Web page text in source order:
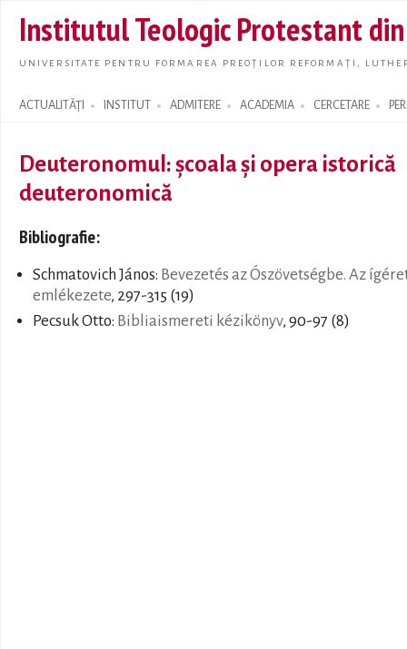
main
Institutul Teologic Protestant
UNIVERSITATE PENTRU FORMAREA PREOȚILOR REFORMAȚI,
ACTUALITĂȚI INSTITUT ADMITERE ACADEMIA CERCETARE
Search form
Deuteronomul: şcoala şi opera istorică
deuteronomică
Bibliografie:
Schmatovich János: Bevezetés az Ószövetségbe. Az
emlékezete, 297-315 (19)
Pecsuk Otto: Bibliaismereti kézikönyv, 90-97 (8)